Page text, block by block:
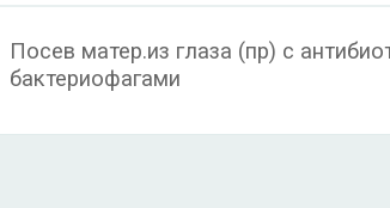
Посев матер.из глаза (пр) с
бактериофагами